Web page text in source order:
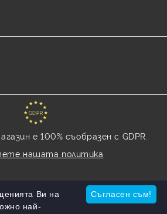
GDPR
е 100% съобразен с GDPR.
нашата политика
Съгласен съм!
Ви на
най-